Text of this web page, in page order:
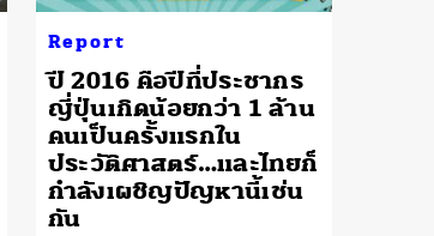
Report
ปี 2016 คือปีที่ประชากร
ญี่ปุ่นเกิดน้อยกว่า 1 ล้าน
คนเป็นครั้งแรกใน
ประวัติศาสตร์…และไทยก็
กำลังเผชิญปัญหานี้เช่น
กัน